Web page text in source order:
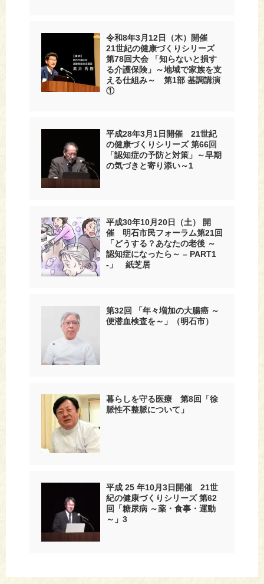
令和8年3月12日（木）開催
21世紀の健康づくりシリーズ
第78回大会 「知らないと損す
る介護保険」～地域で家族を支
える仕組み～ 第1部 基調講演
①
平成28年3月1日開催 21世紀
の健康づくりシリーズ 第66回
「認知症の予防と対策」～早期
の気づきと寄り添い～1
平成30年10月20日（土） 開
催 明石市民フォーラム第21回
「どうする？あなたの老後 ～
認知症になったら～ – PART1
-」 紙芝居
第32回 「年々増加の大腸癌 ～
便潜血検査を～」（明石市）
暮らしを守る医療 第8回「徐
脈性不整脈について」
平成 25 年10月3日開催 21世
紀の健康づくりシリーズ 第62
回「糖尿病 ～薬・食事・運動
～」3